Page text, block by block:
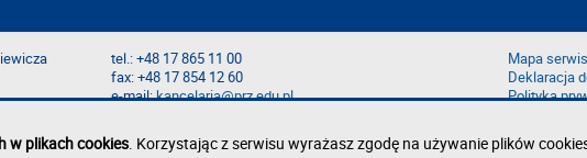
tel.: +48 17 865 11 00
fax: +48 17 854 12 60
e-mail:kancelaria@prz.edu.pl
Mapa
Deklaracja
Polityka
Zgłoś
w plikach cookies. Korzystając z serwisu wyrażasz zgodę na używanie plików